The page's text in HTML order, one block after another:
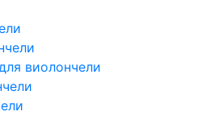
виолончели